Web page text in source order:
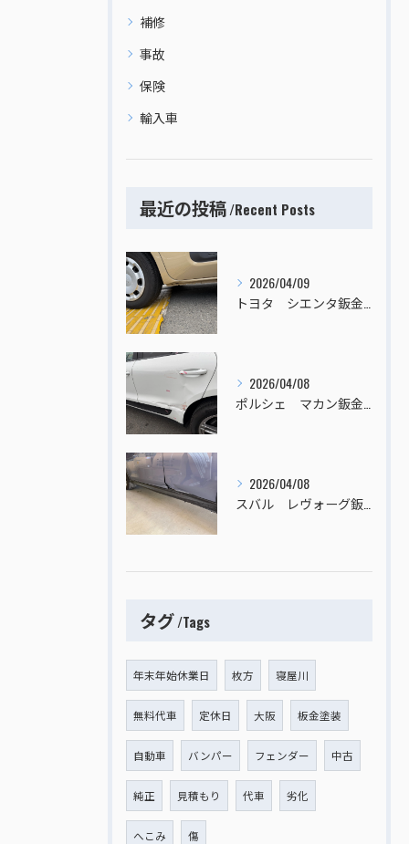
補修
事故
保険
輸入車
最近の投稿 Recent Posts
2026/04/09
2026/04/08
2026/04/08
タグ Tags
年末年始休業日 枚方 寝屋川
無料代車 定休日 大阪 板金塗装
自動車 バンパー フェンダー 中古
純正 見積もり 代車 劣化
へこみ 傷